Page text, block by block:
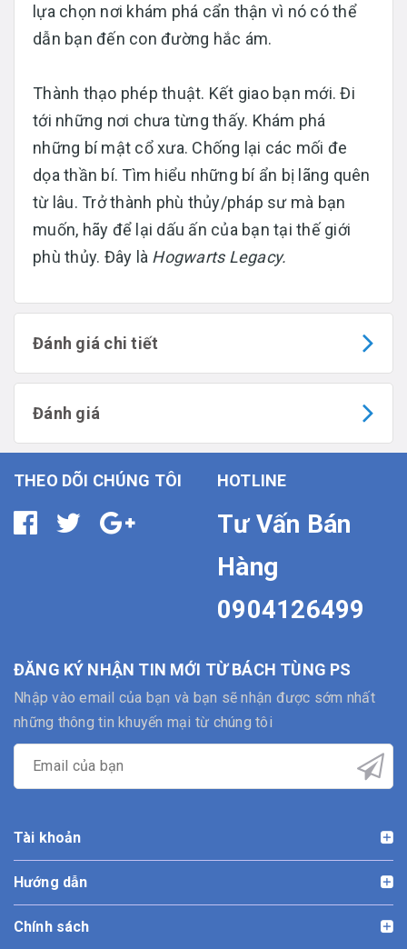
lựa chọn nơi khám phá cẩn thận vì nó có thể
dẫn bạn đến con đường hắc ám.
Thành thạo phép thuật. Kết giao bạn mới. Đi
tới những nơi chưa từng thấy. Khám phá
những bí mật cổ xưa. Chống lại các mối đe
dọa thần bí. Tìm hiểu những bí ẩn bị lãng quên
từ lâu. Trở thành phù thủy/pháp sư mà bạn
muốn, hãy để lại dấu ấn của bạn tại thế giới
phù thủy. Đây là Hogwarts Legacy.
Đánh giá chi tiết
Đánh giá
THEO DÕI CHÚNG TÔI HOTLINE
Tư Vấn Bán
Hàng
0904126499
ĐĂNG KÝ NHẬN TIN MỚI TỪ BÁCH TÙNG PS
Nhập vào email của bạn và bạn sẽ nhận được sớm nhất
những thông tin khuyến mại từ chúng tôi
Tài khoản
Hướng dẫn
Chính sách